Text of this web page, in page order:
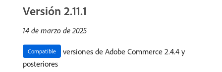
Versión 2.11.1
14 de marzo de 2025
Compatible
versiones de Adobe Commerce 2.4.4 y
posteriores